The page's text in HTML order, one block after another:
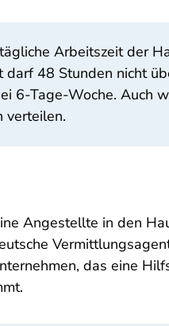
Arbeitszeit der
48 Stunden nicht
6-Tage-Woche. Auch
verteilen.
Angestellte in den
das eine